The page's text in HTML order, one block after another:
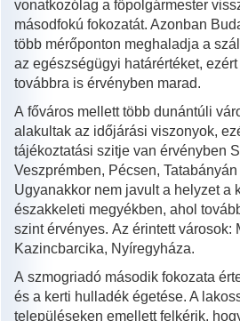
vonatkozólag a főpolgármester
másodfokú fokozatát. Azonban
több mérőponton meghaladja a
az egészségügyi határértéket,
továbbra is érvényben marad.
A főváros mellett több dunántúli
alakultak az időjárási viszonyok,
tájékoztatási szitje van érvényben
Veszprémben, Pécsen,
Ugyanakkor nem javult a helyzet a
északkeleti megyékben, ahol
szint érvényes. Az érintett városok:
Kazincbarcika, Nyíregyháza.
A szmogriadó második fokozata
és a kerti hulladék égetése. A
településeken emellett felkérik,